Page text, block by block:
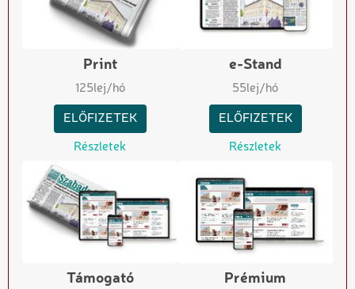
Print
125lej/hó
ELŐFIZETEK
Részletek
e-Stand
55lej/hó
ELŐFIZETEK
Részletek
Támogató Prémium